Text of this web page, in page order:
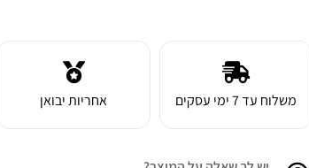
משלוח עד 7 ימי עסקים אחריות יבואן